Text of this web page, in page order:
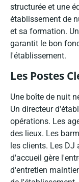
structurée et une
établissement de
et sa formation.
garantit le bon
l'établissement.
Les Postes
Une boîte de nuit
Un directeur
opérations. Les
des lieux. Les
les clients. Les DJ
d'accueil gère
d'entretien